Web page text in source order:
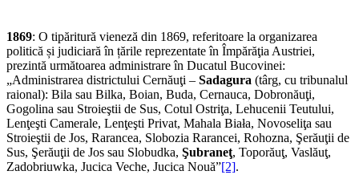
1869: O tipăritură vieneză din 1869, referitoare la organizarea
politică și judiciară în țările reprezentate în Împărăţia Austriei,
prezintă următoarea administrare în Ducatul Bucovinei:
„Administrarea districtului Cernăuţi – Sadagura (târg, cu tribunalul
raional): Bila sau Bilka, Boian, Buda, Cernauca, Dobronăuţi,
Gogolina sau Stroieştii de Sus, Cotul Ostriţa, Lehucenii Teutului,
Lenţeşti Camerale, Lenţeşti Privat, Mahala Biała, Novoseliţa sau
Stroieştii de Jos, Rarancea, Slobozia Rarancei, Rohozna, Şerăuţii de
Sus, Şerăuţii de Jos sau Slobudka, Şubraneţ, Toporăuţ, Vaslăuţ,
Zadobriuwka, Jucica Veche, Jucica Nouă”[2].